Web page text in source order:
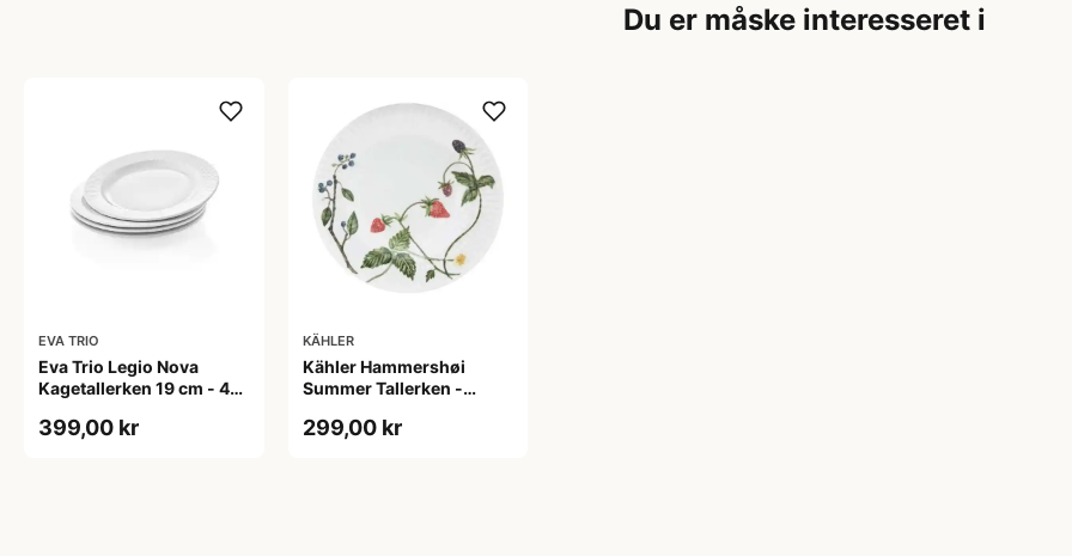
Du er måske interesseret i
EVA TRIO
Eva Trio Legio Nova
Kagetallerken 19 cm - 4
399,00 kr
KÄHLER
Kähler Hammershøi
Summer Tallerken -
299,00 kr